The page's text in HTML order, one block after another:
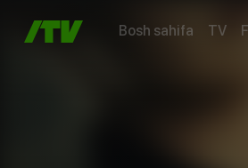
Bosh sahifa TV